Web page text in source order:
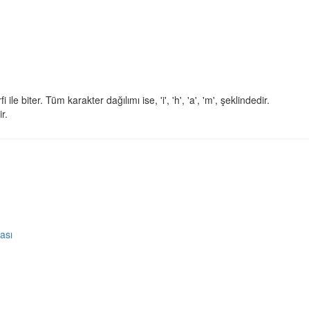
ile biter. Tüm karakter dağılımı ise, 'i', 'h', 'a', 'm', şeklindedir.